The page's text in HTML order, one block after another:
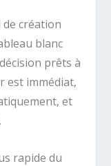
de création
blanc
prêts à
est immédiat,
et
rapide du